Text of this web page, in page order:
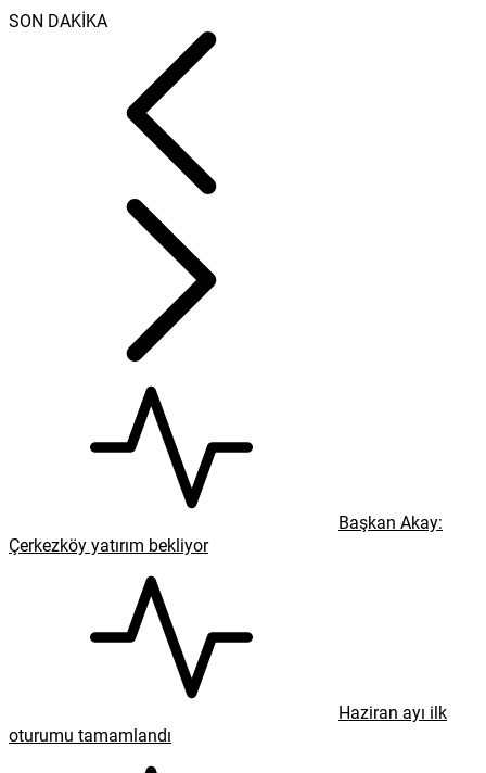
SON DAKİKA
Başkan Akay:
Çerkezköy yatırım bekliyor
Haziran ayı ilk
oturumu tamamlandı